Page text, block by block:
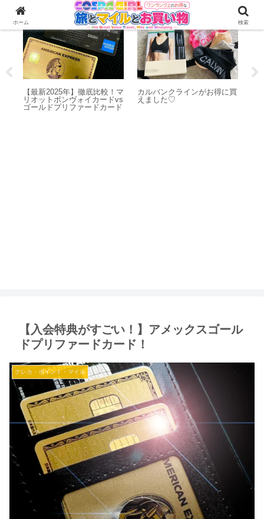
クレカ・ポイント・マイル
【最新2025年】徹底比較！マ
リオットボンヴォイカードvs
ゴールドプリファードカード
お買い物・購入品
カルバンクラインがお得に買
えました♡
【入会特典がすごい！】アメックスゴール
ドプリファードカード！
クレカ・ポイント・マイル
ホーム 検索